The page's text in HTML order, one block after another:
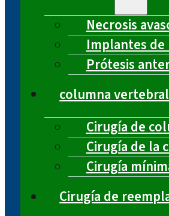
Necrosis
Implantes de
Prótesis
columna vertebral
Cirugía de
Cirugía de la
Cirugía
Cirugía de